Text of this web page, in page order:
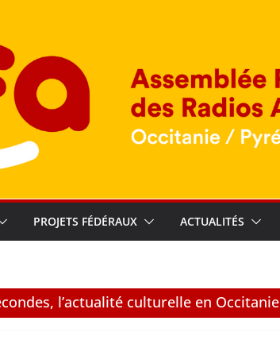
PROJETS FÉDÉRAUX ACTUALITÉS
l’actualité culturelle en Occitanie